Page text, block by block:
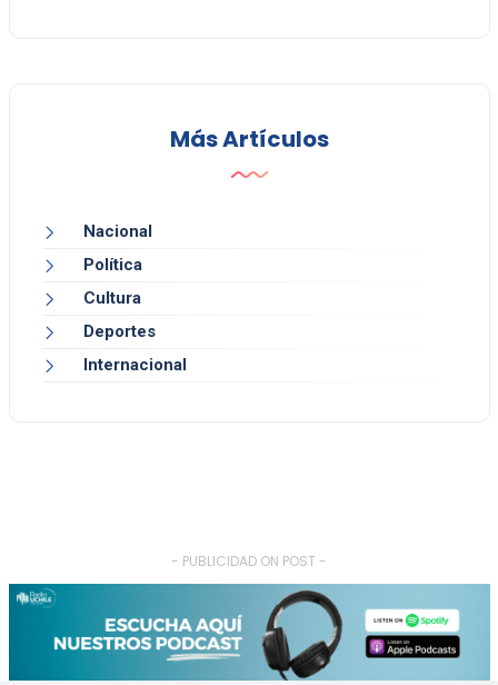
Más Artículos
Nacional
Política
Cultura
Deportes
Internacional
- PUBLICIDAD ON POST -